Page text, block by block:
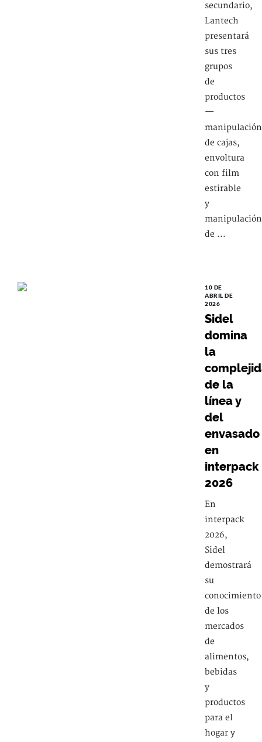
secundario,
Lantech
presentará
sus tres
grupos
de
productos
—
manipulación
de cajas,
envoltura
con film
estirable
y
manipulación
de ...
10 DE
ABRIL DE
2026
Sidel
domina
la
de la
línea y
del
envasado
en
interpack
2026
En
interpack
2026,
Sidel
demostrará
su
conocimiento
de los
mercados
de
alimentos,
bebidas
y
productos
para el
hogar y